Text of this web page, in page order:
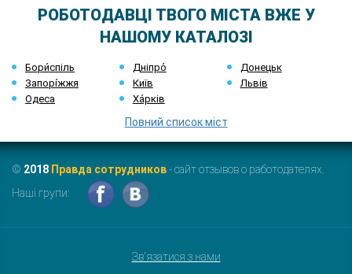
РОБОТОДАВЦІ ТВОГО МІСТА ВЖЕ У
НАШОМУ КАТАЛОЗІ
Бори́спіль Дніпро́
Донецьк
Запорі́жжя
Київ
Львів
Одеса
Ха́рків
Повний список міст
© 2018 Правда сотрудников- сайт отзывов о работодателях.
Наші групи:
Зв'язатися з нами